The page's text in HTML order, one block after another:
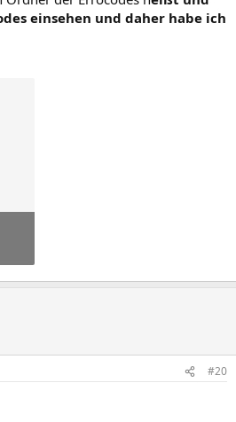
einsehen und daher habe ich
#20